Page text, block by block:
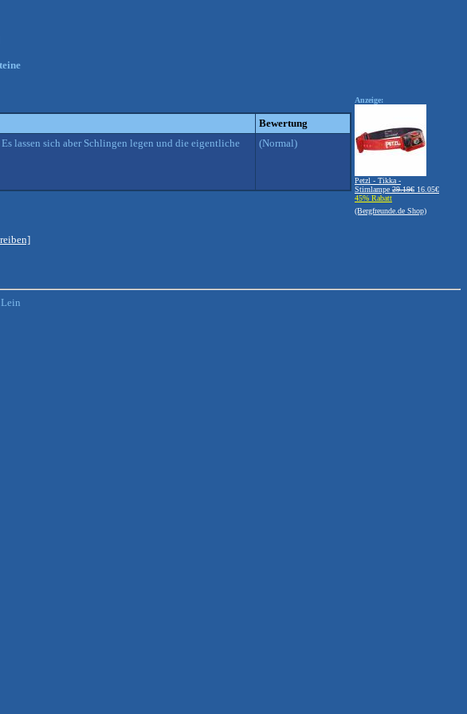
Bewertung
lassen sich aber Schlingen legen und die eigentliche
(Normal)
Anzeige:
Petzl - Tikka -
Stirnlampe 29.19€ 16.05€
45% Rabatt
(Bergfreunde.de Shop)